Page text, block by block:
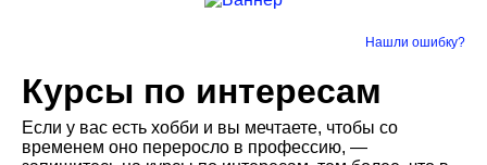
Нашли ошибку?
Курсы по интересам
Если у вас есть хобби и вы мечтаете, чтобы со
временем оно переросло в профессию, —